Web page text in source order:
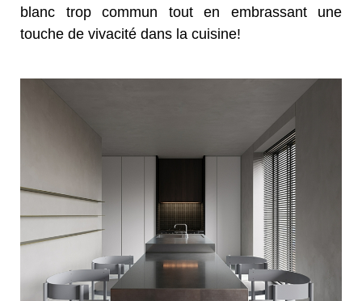
blanc trop commun tout en embrassant une
touche de vivacité dans la cuisine!